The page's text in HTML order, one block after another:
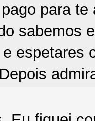
para
sabemos
espetares